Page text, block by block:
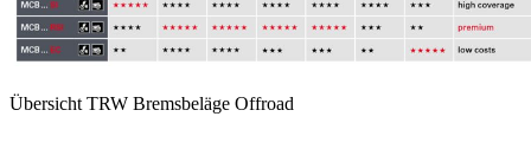
Übersicht TRW Bremsbeläge Offroad